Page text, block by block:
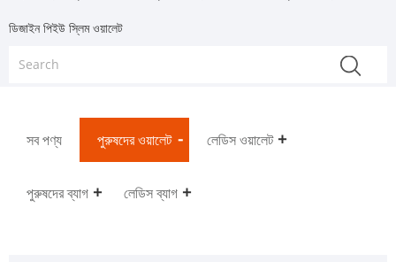
ডিজাইন পিইউ স্লিম ওয়ালেট
সব পণ্য পুরুষদের ওয়ালেট লেডিস ওয়ালেট
পুরুষদের ব্যাগ লেডিস ব্যাগ